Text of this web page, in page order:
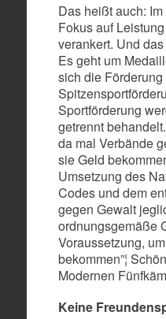
Das heißt auch:
Fokus auf
verankert. Und
Es geht um
sich die Förderung
Sportförderung
getrennt
da mal Verbände
sie Geld
Umsetzung des
Codes und dem
gegen Gewalt
ordnungsgemäße
Voraussetzung,
bekommen”¦
Modernen
Keine